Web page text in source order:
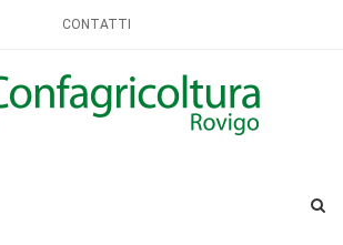
CONTATTI